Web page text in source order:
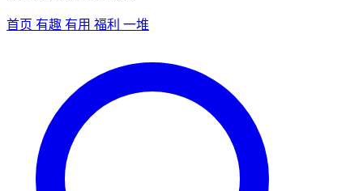
首页 有趣 有用 福利 一堆